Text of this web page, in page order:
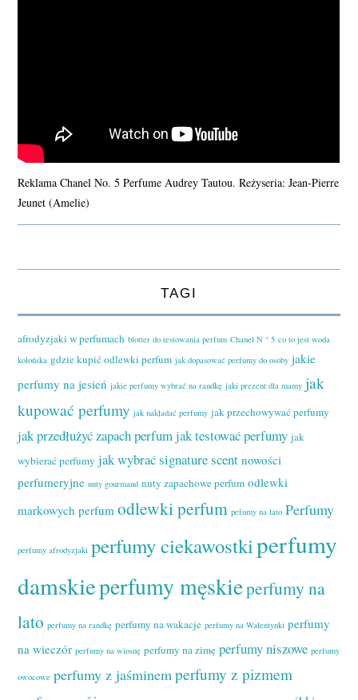
Reklama Chanel No. 5 Perfume Audrey Tautou. Reżyseria: Jean-Pierre
Jeunet (Amelie)
TAGI
afrodyzjaki w perfumach blotter do testowania perfum Chanel N ° 5 co to jest woda
kolońska gdzie kupić odlewki perfum jak dopasować perfumy do osoby jakie
perfumy na jesień jakie perfumy wybrać na randkę jaki prezent dla mamy jak
kupować perfumy jak nakładać perfumy jak przechowywać perfumy
jak przedłużyć zapach perfumjak testować perfumy jak
wybierać perfumy jak wybrać signature scent nowości
perfumeryjne nuty gourmand nuty zapachowe perfum odlewki
markowych perfum odlewki perfum pefumy na lato Perfumy
perfumy afrodyzjaki perfumy ciekawostkiperfumy
damskieperfumy męskieperfumy na
lato perfumy na randkę perfumy na wakacje perfumy na Walentynki perfumy
na wieczór perfumy na wiosnę perfumy na zimę perfumy niszowe perfumy
owocowe perfumy z jaśminemperfumy z pizmem